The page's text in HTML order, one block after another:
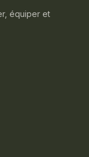
équiper et